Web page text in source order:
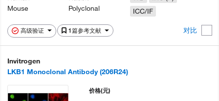
高级验证 1篇参考文献 对比
Mouse
Polyclonal
ICC/IF
Invitrogen
LKB1 Monoclonal Antibody (206R24)
价格(元)